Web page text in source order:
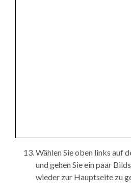
Wählen Sie oben links auf
und gehen Sie ein paar
wieder zur Hauptseite zu